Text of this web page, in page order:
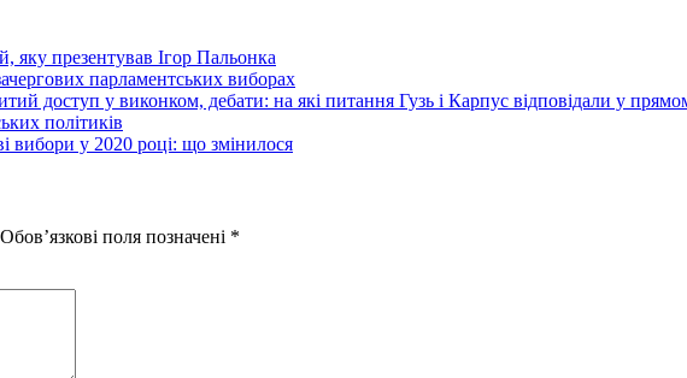
яку презентував Ігор Пальонка
парламентських виборах
доступ у виконком, дебати: на які питання Гузь і Карпус відповідали у
політиків
вибори у 2020 році: що змінилося
Обов’язкові поля позначені *